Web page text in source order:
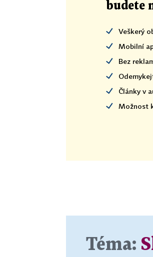
budete
Veškerý
Mobilní
Bez
Články v
Možnost
Téma: